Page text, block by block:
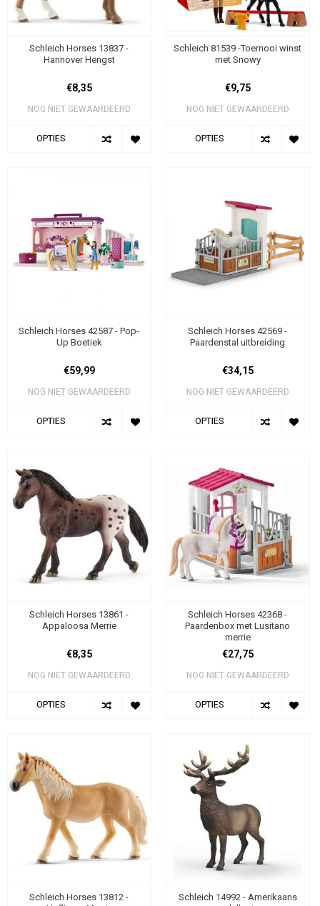
Schleich Horses 13837 -
Hannover Hengst
€8,35
NOG NIET GEWAARDEERD
OPTIES
Schleich 81539 -Toernooi winst
met Snowy
€9,75
NOG NIET GEWAARDEERD
OPTIES
Schleich Horses 42587 - Pop-
Up Boetiek
€59,99
NOG NIET GEWAARDEERD
OPTIES
Schleich Horses 42569 -
Paardenstal uitbreiding
€34,15
NOG NIET GEWAARDEERD
OPTIES
Schleich Horses 13861 -
Appaloosa Merrie
€8,35
NOG NIET GEWAARDEERD
OPTIES
Schleich Horses 42368 -
Paardenbox met Lusitano
merrie
€27,75
NOG NIET GEWAARDEERD
OPTIES
Schleich Horses 13812 -
Schleich 14992 - Amerikaans